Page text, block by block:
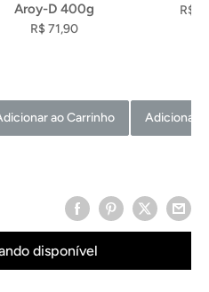
Aroy-D 400g
R$ 71,90
ao Carrinho
R$
Adicionar
disponível